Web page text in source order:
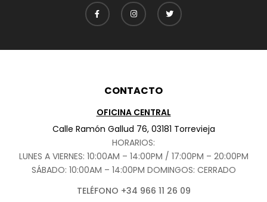
CONTACTO
OFICINA CENTRAL
Calle Ramón Gallud 76, 03181 Torrevieja
HORARIOS:
LUNES A VIERNES: 10:00AM – 14:00PM / 17:00PM – 20:00PM
SÁBADO: 10:00AM – 14:00PM DOMINGOS: CERRADO
TELÉFONO +34 966 11 26 09